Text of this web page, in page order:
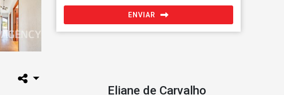
ENVIAR
Eliane de Carvalho